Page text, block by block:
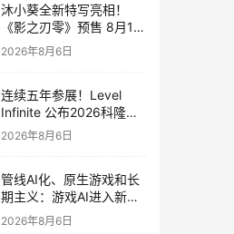
沐小葵全新特写亮相！
《影之刃零》预售 8月12
日开启
2026年8月6日
连续五年参展！Level
Infinite 公布2026科隆游
戏展产品阵容
2026年8月6日
管线AI化、原生游戏和长
期主义：游戏AI进入新共
识时代
2026年8月6日